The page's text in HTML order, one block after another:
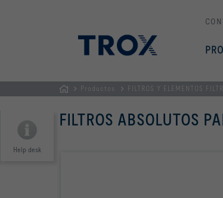
PRINCIPAL
Productos FILTROS Y ELEMENTOS
Help desk
FILTROS ABSOLUTOS